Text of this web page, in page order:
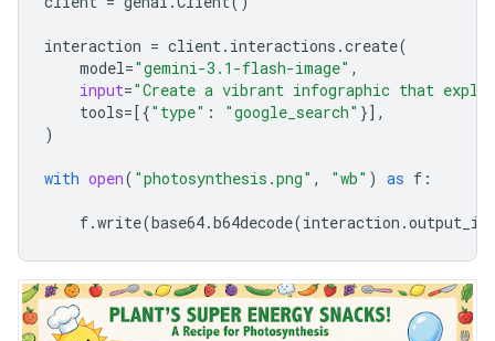
interaction = client. interactions .create(
model="gemini-3.1-flash-image" ,
input="Create a vibrant infographic that
tools=[{"type" : "google_search" }],
)
with open( "photosynthesis.png" , "wb" ) as f :
f.write(base64.b64decode(interaction .